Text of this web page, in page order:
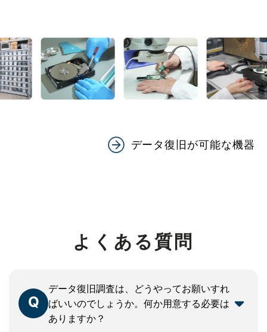
データ復旧が可能な機器
よくある質問
Q
データ復旧調査は、どうやってお願いすれ
ばいいのでしょうか。何か用意する必要は
ありますか？